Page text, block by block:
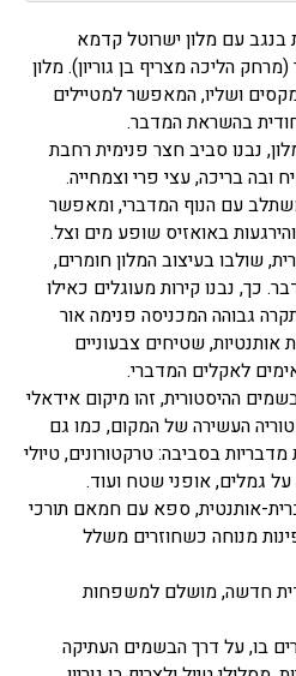
עם מלון ישרוטל קדמא
הליכה מצריף בן גוריון). מלון
ושליו, המאפשר למטיילים
בהשראת המדבר.
נבנו סביב חצר פנימית רחבת
ובה בריכה, עצי פרי וצמחייה.
עם הנוף המדברי, ומאפשר
באואזיס שופע מים וצל.
שולבו בעיצוב המלון חומרים,
כך, נבנו קירות מעוגלים כאילו
גבוהה המכניסה פנימה אור
אותנטיות, שטיחים צבעוניים
לאקלים המדברי.
ההיסטורית, זהו מיקום אידאלי
העשירה של המקום, כמו גם
בסביבה: טרקטורונים, טיולי
גמלים, אופני שטח ועוד.
אותנטית, ספא עם חמאם תורכי
מנוחה כשחוזרים משלל
חדשה, מושלם למשפחות
בו, על דרך הבשמים העתיקה